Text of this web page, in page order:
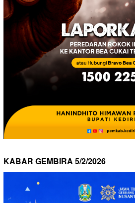
KABAR GEMBIRA 5/2/2026